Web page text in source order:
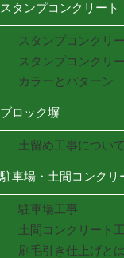
スタンプコンクリート
スタンプコンクリ
スタンプコンクリ
カラーとパターン
ブロック塀
土留め工事について
駐車場・土間コンクリ
駐車場工事
土間コンクリート
刷毛引き仕上げと